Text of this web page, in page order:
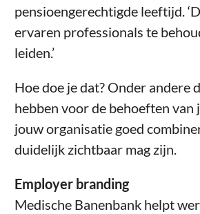
pensioengerechtigde leeftijd.
ervaren professionals te
leiden.’
Hoe doe je dat? Onder andere
hebben voor de behoeften
jouw organisatie goed
duidelijk zichtbaar mag zijn.
Employer branding
Medische Banenbank helpt